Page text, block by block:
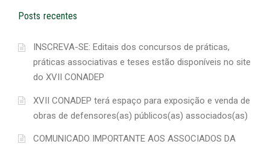
Posts recentes
INSCREVA-SE: Editais dos concursos de práticas,
práticas associativas e teses estão disponíveis no site
do XVII CONADEP
XVII CONADEP terá espaço para exposição e venda de
obras de defensores(as) públicos(as) associados(as)
COMUNICADO IMPORTANTE AOS ASSOCIADOS DA